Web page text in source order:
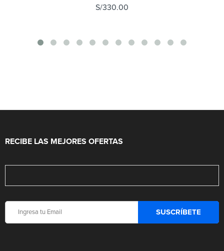
S/330.00
RECIBE LAS MEJORES OFERTAS